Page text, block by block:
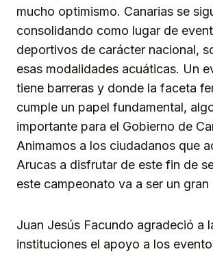
mucho optimismo. Canarias se
consolidando como lugar de
deportivos de carácter nacional,
esas modalidades acuáticas. Un
tiene barreras y donde la faceta
cumple un papel fundamental,
importante para el Gobierno de
Animamos a los ciudadanos que
Arucas a disfrutar de este fin de
este campeonato va a ser un gran
Juan Jesús Facundo agradeció a
instituciones el apoyo a los